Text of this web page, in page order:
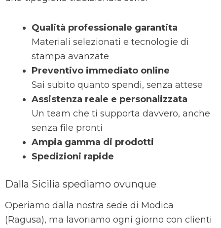
Qualità professionale garantita
Materiali selezionati e tecnologie di
stampa avanzate
Preventivo immediato online
Sai subito quanto spendi, senza attese
Assistenza reale e personalizzata
Un team che ti supporta davvero, anche
senza file pronti
Ampia gamma di prodotti
Spedizioni rapide
Dalla Sicilia spediamo ovunque
Operiamo dalla nostra sede di Modica
(Ragusa), ma lavoriamo ogni giorno con clienti